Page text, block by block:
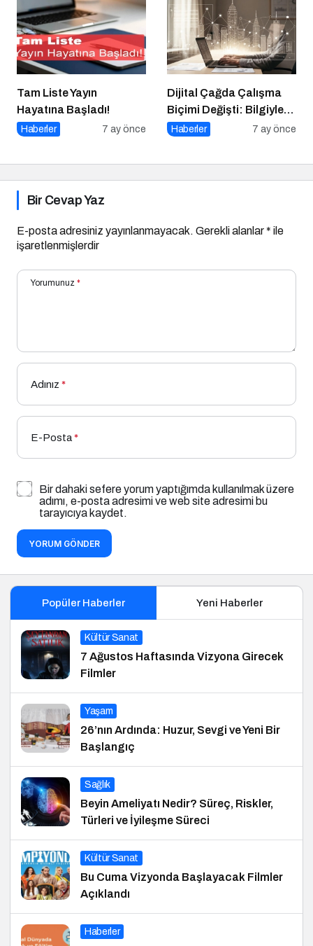
Tam Liste Yayın
Hayatına Başladı!
Haberler 7 ay önce
Dijital Çağda Çalışma
Biçimi Değişti: Bilgiyle
Para Kazananların Yeni
Haberler 7 ay önce
Bir Cevap Yaz
E-posta adresiniz yayınlanmayacak. Gerekli alanlar* ile
işaretlenmişlerdir
Yorumunuz *
Adınız *
E-Posta*
Bir dahaki sefere yorum yaptığımda kullanılmak üzere
adımı, e-posta adresimi ve web site adresimi bu
tarayıcıya kaydet.
YORUM GÖNDER
Popüler Haberler Yeni Haberler
Kültür Sanat
7 Ağustos Haftasında Vizyona Girecek
Filmler
Yaşam
26’nın Ardında: Huzur, Sevgi ve Yeni Bir
Başlangıç
Sağlık
Beyin Ameliyatı Nedir? Süreç, Riskler,
Türleri ve İyileşme Süreci
Kültür Sanat
Bu Cuma Vizyonda Başlayacak Filmler
Açıklandı
Haberler